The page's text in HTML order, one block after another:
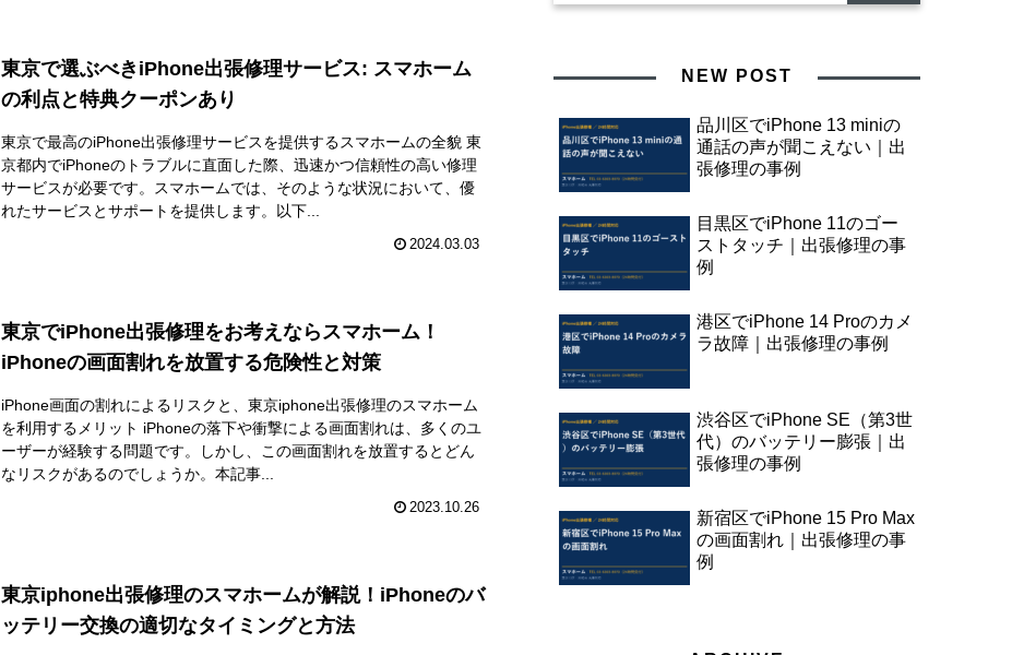
東京で選ぶべきiPhone出張修理サービス: スマホーム
の利点と特典クーポンあり
東京で最高のiPhone出張修理サービスを提供するスマホームの全貌 東
京都内でiPhoneのトラブルに直面した際、迅速かつ信頼性の高い修理
サービスが必要です。スマホームでは、そのような状況において、優
れたサービスとサポートを提供します。以下...
2024.03.03
東京でiPhone出張修理をお考えならスマホーム！
iPhoneの画面割れを放置する危険性と対策
iPhone画面の割れによるリスクと、東京iphone出張修理のスマホーム
を利用するメリット iPhoneの落下や衝撃による画面割れは、多くのユ
ーザーが経験する問題です。しかし、この画面割れを放置するとどん
なリスクがあるのでしょうか。本記事...
2023.10.26
東京iphone出張修理のスマホームが解説！iPhoneのバ
ッテリー交換の適切なタイミングと方法
NEW POST
品川区でiPhone 13 miniの
通話の声が聞こえない｜出
張修理の事例
目黒区でiPhone 11のゴー
ストタッチ｜出張修理の事
例
港区でiPhone 14 Proのカメ
ラ故障｜出張修理の事例
渋谷区でiPhone SE（第3世
代）のバッテリー膨張｜出
張修理の事例
新宿区でiPhone 15 Pro Max
の画面割れ｜出張修理の事
例